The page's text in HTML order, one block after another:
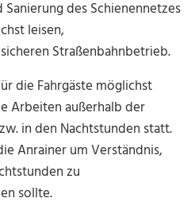
des Schienennetzes
leisen,
Straßenbahnbetrieb.
die Fahrgäste möglichst
Arbeiten außerhalb der
in den Nachtstunden statt.
Anrainer um Verständnis,
zu
sollte.